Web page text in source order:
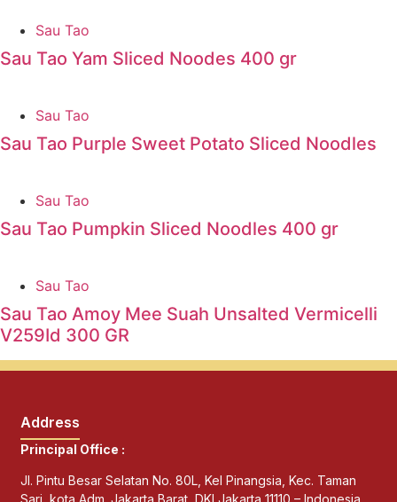
Sau Tao
Sau Tao Yam Sliced Noodes 400 gr
Sau Tao
Sau Tao Purple Sweet Potato Sliced Noodles
Sau Tao
Sau Tao Pumpkin Sliced Noodles 400 gr
Sau Tao
Sau Tao Amoy Mee Suah Unsalted Vermicelli
V259Id 300 GR
Address
Principal Office :
Jl. Pintu Besar Selatan No. 80L, Kel Pinangsia, Kec. Taman